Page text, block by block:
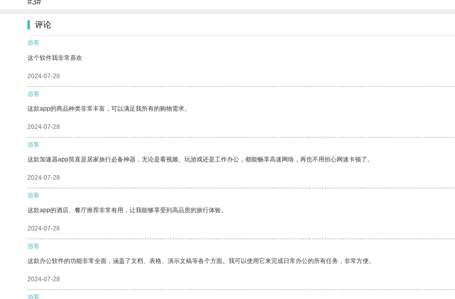
#3#
评论
游客
这个软件我非常喜欢
2024-07-28
游客
这款app的商品种类非常丰富，可以满足我所有的购物需求。
2024-07-28
游客
这款加速器app简直是居家旅行必备神器，无论是看视频、玩游戏还是工作办公，都能畅享高速网络，再也不用担心网速卡顿了。
2024-07-28
游客
这款app的酒店、餐厅推荐非常有用，让我能够享受到高品质的旅行体验。
2024-07-28
游客
这款办公软件的功能非常全面，涵盖了文档、表格、演示文稿等各个方面。我可以使用它来完成日常办公的所有任务，非常方便。
2024-07-28
游客